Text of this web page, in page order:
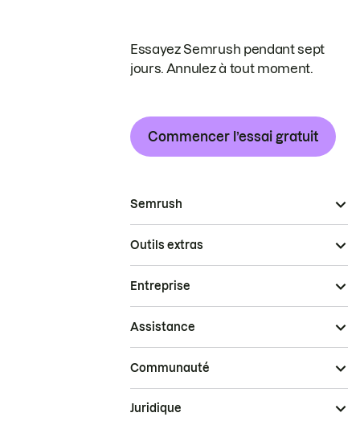
Essayez Semrush pendant sept
jours. Annulez à tout moment.
Commencer l’essai gratuit
Semrush
Outils extras
Entreprise
Assistance
Communauté
Juridique